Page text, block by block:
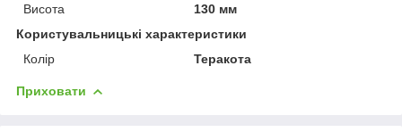
Висота
130 мм
Користувальницькі характеристики
Колір
Теракота
Приховати